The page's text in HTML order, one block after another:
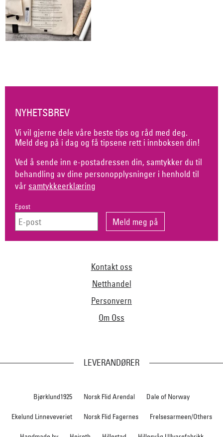
NYHETSBREV
Vi vil gjerne dele våre beste tips og råd med deg.
Meld deg på i dag og få tipsene rett i innboksen din!
Ved å sende inn e-postadressen din, samtykker du til
behandling av dine personopplysninger i henhold til
vår samtykkeerklæring
Epost
Kontakt oss
Netthandel
Personvern
Om Oss
LEVERANDØRER
Bjørklund1925 Norsk Flid Arendal Dale of Norway
Ekelund Linneveveriet Norsk Flid Fagernes Frelsesarmeen/Others